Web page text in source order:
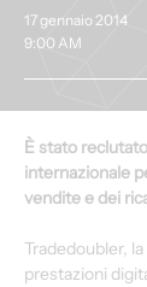
17 gennaio 2014
9:00 AM
È stato
internazionale
vendite e dei
Tradedoubler,
prestazioni